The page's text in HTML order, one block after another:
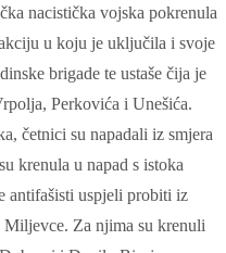
nacistička vojska pokrenula
u koju je uključila i svoje
brigade te ustaše čija je
Perkovića i Unešića.
četnici su napadali iz smjera
krenula u napad s istoka
antifašisti uspjeli probiti iz
Za njima su krenuli